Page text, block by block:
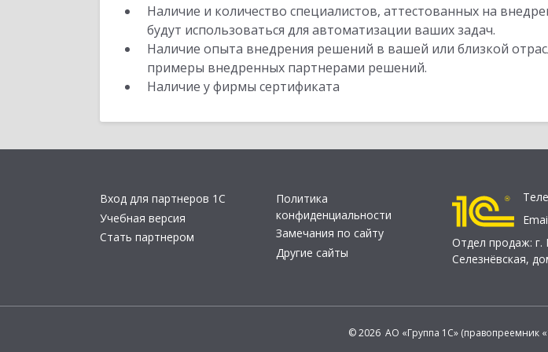
Наличие и количество специалистов, аттестованных на
будут использоваться для автоматизации ваших задач.
Наличие опыта внедрения решений в вашей или близкой
примеры внедренных партнерами решений.
Наличие у фирмы сертификата
Вход для партнеров 1С
Учебная версия
Стать партнером
Политика
конфиденциальности
Замечания по сайту
Другие сайты
Отдел продаж: г.
Селезнёвская,
© 2026 АО «Группа 1С» (правопреемник